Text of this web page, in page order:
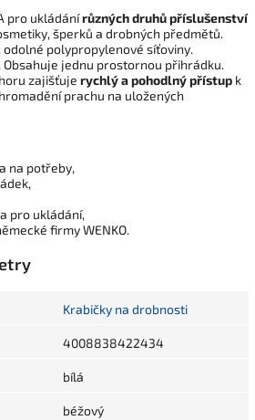
pro ukládánírůzných druhů příslušenství
šperků a drobných předmětů.
polypropylenové síťoviny.
Obsahuje jednu prostornou přihrádku.
zajišťuje rychlý a pohodlný přístup k
prachu na uložených
na potřeby,
pro ukládání,
firmy WENKO.
Krabičky na drobnosti
4008838422434
bílá
béžový